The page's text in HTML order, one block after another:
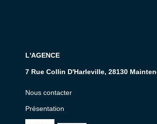
L'AGENCE
7 Rue Collin D'Harleville, 28130
Nous contacter
Présentation